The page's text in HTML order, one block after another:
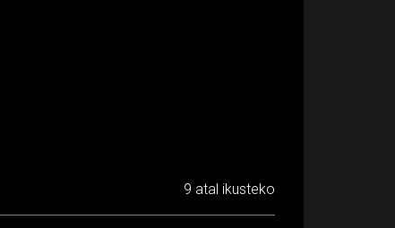
9 atal ikusteko